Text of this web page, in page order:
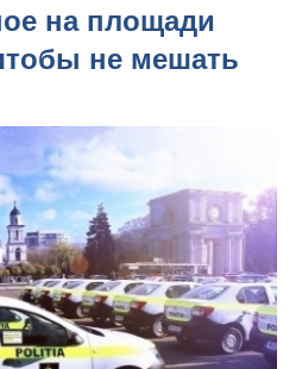
на площади
не мешать